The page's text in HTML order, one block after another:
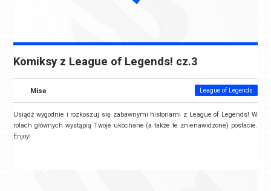
Komiksy z League of Legends! cz.3
Misa League of Legends
Usiądź wygodnie i rozkoszuj się zabawnymi historiami z League of Legends! W
rolach głównych wystąpią Twoje ukochane (a także te znienawidzone) postacie.
Enjoy!